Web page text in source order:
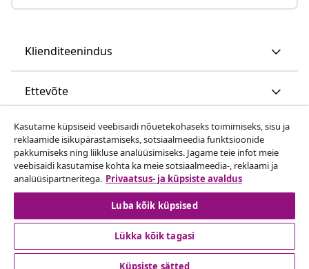
Klienditeenindus
Ettevõte
vidaXL
Vaata rohkem
Kasutame küpsiseid veebisaidi nõuetekohaseks toimimiseks, sisu ja
reklaamide isikupärastamiseks, sotsiaalmeedia funktsioonide
pakkumiseks ning liikluse analüüsimiseks. Jagame teie infot meie
veebisaidi kasutamise kohta ka meie sotsiaalmeedia-, reklaami ja
analüüsipartneritega. Privaatsus- ja küpsiste avaldus
Luba kõik küpsised
Lükka kõik tagasi
Küpsiste sätted